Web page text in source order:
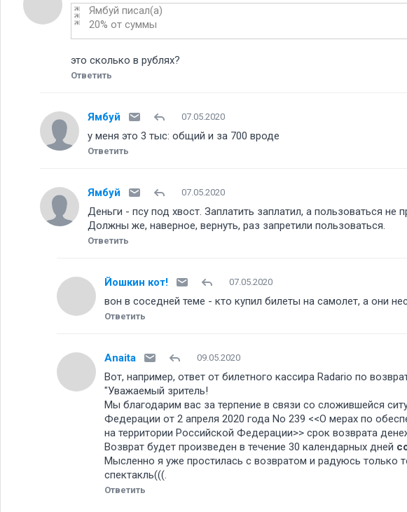
Ямбуй писал(а)
20% от суммы
это сколько в рублях
Ответить
Ямбуй 07.05.2020
у меня это 3 тыс: общий и за 700 вроде
Ответить
Ямбуй 07.05.2020
Деньги - псу под хвост. Заплатить заплатил, а пользоваться
Должны же, наверное, вернуть, раз запретили пользоваться.
Ответить
Йошкин кот! 07.05.2020
вон в соседней теме - кто купил билеты на самолет, а они
Ответить
Anaita 09.05.2020
Вот, например, ответ от билетного кассира Radario по
"Уважаемый зритель!
Мы благодарим вас за терпение в связи со сложившейся
Федерации от 2 апреля 2020 года No 239 <<О мерах по
на территории Российской Федерации>> срок возврата
Возврат будет произведен в течение 30 календарных дней
Мысленно я уже простилась с возвратом и радуюсь только
спектакль(((.
Ответить